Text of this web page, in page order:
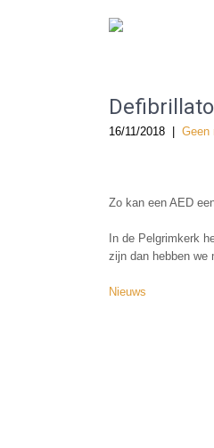
16/11/2018
Geen
Zo kan een AED
In de Pelgrimkerk
zijn dan hebben we
Nieuws